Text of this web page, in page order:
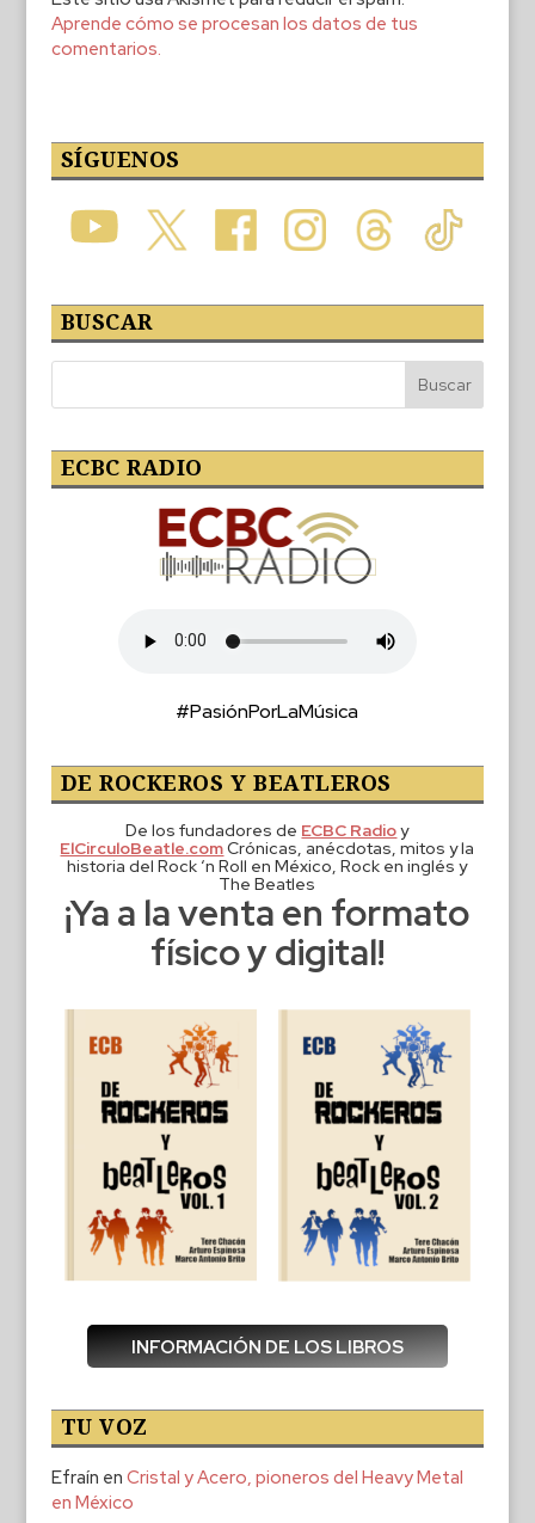
Aprende cómo se procesan los datos de tus
comentarios.
SÍGUENOS
BUSCAR
ECBC RADIO
#PasiónPorLaMúsica
DE ROCKEROS Y BEATLEROS
De los fundadores de ECBC Radioy
ElCirculoBeatle.comCrónicas, anécdotas, mitos y la
historia del Rock ‘n Roll en México, Rock en inglés y
The Beatles
¡Ya a la venta en formato
físico y digital!
INFORMACIÓN DE LOS LIBROS
TU VOZ
Efraín en Cristal y Acero, pioneros del Heavy Metal
en México